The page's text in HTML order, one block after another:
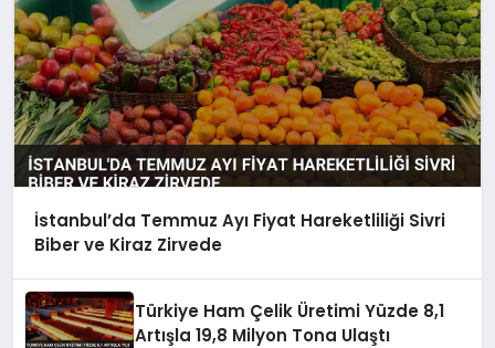
İstanbul’da Temmuz Ayı Fiyat Hareketliliği Sivri
Biber ve Kiraz Zirvede
Türkiye Ham Çelik Üretimi Yüzde 8,1
Artışla 19,8 Milyon Tona Ulaştı